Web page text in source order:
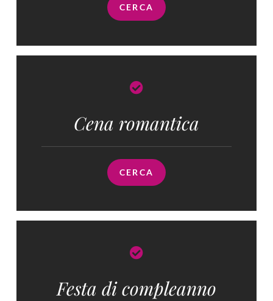
CERCA
Cena romantica
CERCA
Festa di compleanno